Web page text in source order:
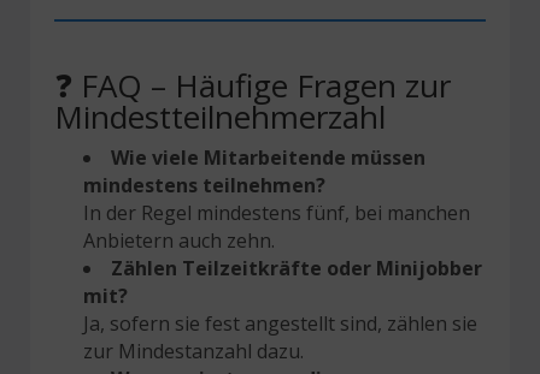
❓ FAQ – Häufige Fragen zur
Mindestteilnehmerzahl
Wie viele Mitarbeitende müssen
mindestens teilnehmen?
In der Regel mindestens fünf, bei manchen
Anbietern auch zehn.
Zählen Teilzeitkräfte oder Minijobber
mit?
Ja, sofern sie fest angestellt sind, zählen sie
zur Mindestanzahl dazu.